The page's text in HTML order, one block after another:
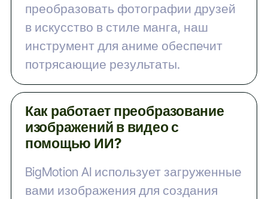
преобразовать фотографии друзей
в искусство в стиле манга, наш
инструмент для аниме обеспечит
потрясающие результаты.
Как работает преобразование
изображений в видео с
помощью ИИ?
BigMotion AI использует загруженные
вами изображения для создания